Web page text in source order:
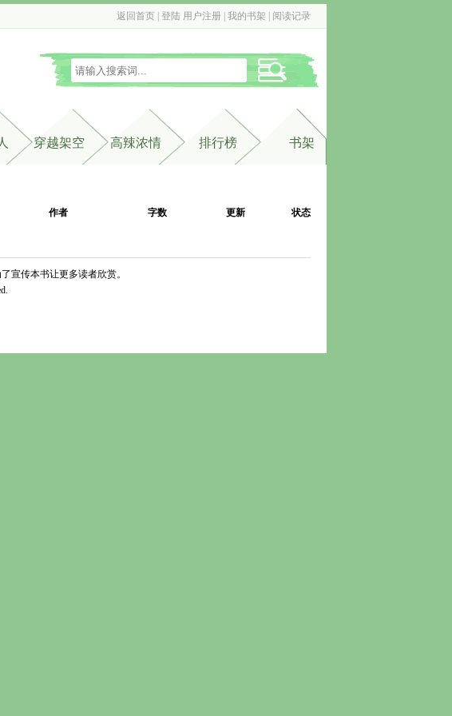
返回首页 登陆 用户注册 我的书架 阅读记录
穿越架空 高辣浓情 排行榜 书架
作者 字数 更新
状态
宣传本书让更多读者欣赏。